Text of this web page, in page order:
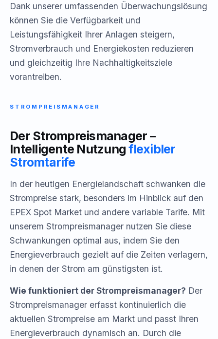
Dank unserer umfassenden Überwachungslösung
können Sie die Verfügbarkeit und
Leistungsfähigkeit Ihrer Anlagen steigern,
Stromverbrauch und Energiekosten reduzieren
und gleichzeitig Ihre Nachhaltigkeitsziele
vorantreiben.
STROMPREISMANAGER
Der Strompreismanager –
Intelligente Nutzungflexibler
Stromtarife
In der heutigen Energielandschaft schwanken die
Strompreise stark, besonders im Hinblick auf den
EPEX Spot Market und andere variable Tarife. Mit
unserem Strompreismanager nutzen Sie diese
Schwankungen optimal aus, indem Sie den
Energieverbrauch gezielt auf die Zeiten verlagern,
in denen der Strom am günstigsten ist.
Wie funktioniert der Strompreismanager? Der
Strompreismanager erfasst kontinuierlich die
aktuellen Strompreise am Markt und passt Ihren
Energieverbrauch dynamisch an. Durch die